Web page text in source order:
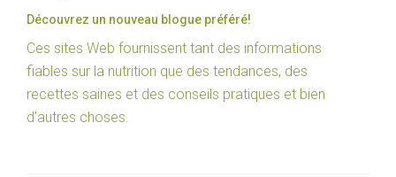
Découvrez un nouveau blogue préféré!
Ces sites Web fournissent tant des informations
fiables sur la nutrition que des tendances, des
recettes saines et des conseils pratiques et bien
d’autres choses.